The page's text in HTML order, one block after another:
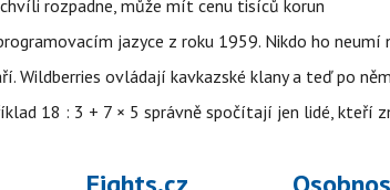
rozpadne, může mít cenu tisíců korun
jazyce z roku 1959. Nikdo ho neumí
Wildberries ovládají kavkazské klany a teď po
18 : 3 + 7 × 5 správně spočítají jen lidé, kteří